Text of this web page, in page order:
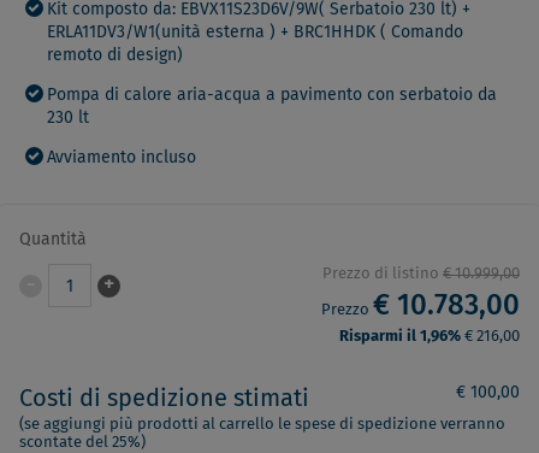
Kit composto da: EBVX11S23D6V/9W( Serbatoio 230 lt) +
ERLA11DV3/W1(unità esterna ) + BRC1HHDK ( Comando
remoto di design)
Pompa di calore aria-acqua a pavimento con serbatoio da
230 lt
Avviamento incluso
Quantità
1 +
Prezzo di listino € 10.999,00
Prezzo € 10.783,00
Risparmi il 1,96% € 216,00
Costi di spedizione stimati € 100,00
(se aggiungi più prodotti al carrello le spese di spedizione verranno
scontate del 25%)